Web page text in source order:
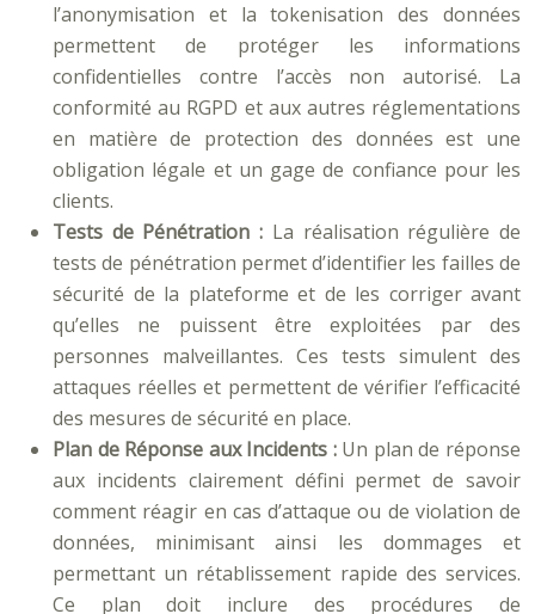
l’anonymisation et la tokenisation des données
permettent de protéger les informations
confidentielles contre l’accès non autorisé. La
conformité au RGPD et aux autres réglementations
en matière de protection des données est une
obligation légale et un gage de confiance pour les
clients.
Tests de Pénétration : La réalisation régulière de
tests de pénétration permet d’identifier les failles de
sécurité de la plateforme et de les corriger avant
qu’elles ne puissent être exploitées par des
personnes malveillantes. Ces tests simulent des
attaques réelles et permettent de vérifier l’efficacité
des mesures de sécurité en place.
Plan de Réponse aux Incidents : Un plan de réponse
aux incidents clairement défini permet de savoir
comment réagir en cas d’attaque ou de violation de
données, minimisant ainsi les dommages et
permettant un rétablissement rapide des services.
Ce plan doit inclure des procédures de